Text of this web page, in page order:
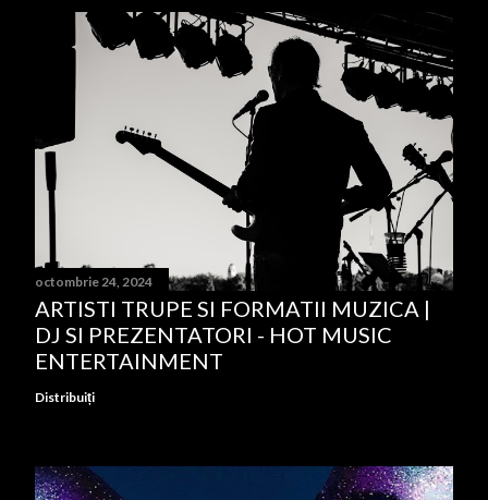
octombrie 24, 2024
ARTISTI TRUPE SI FORMATII MUZICA |
DJ SI PREZENTATORI - HOT MUSIC
ENTERTAINMENT
Distribuiți